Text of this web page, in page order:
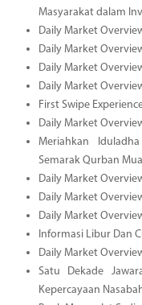
Masyarakat dalam
Daily Market
Daily Market
Daily Market
Daily Market
First Swipe
Daily Market
Meriahkan
Semarak Qurban
Daily Market
Daily Market
Daily Market
Informasi Libur Dan
Daily Market
Satu Dekade
Kepercayaan